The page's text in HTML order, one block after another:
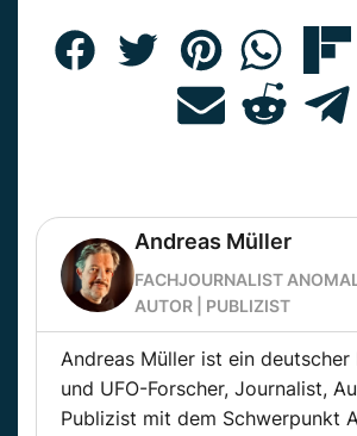
Andreas Müller
FACHJOURNALIST
AUTOR | PUBLIZIST
Andreas Müller ist ein deutscher
und UFO-Forscher, Journalist,
Publizist mit dem Schwerpunkt